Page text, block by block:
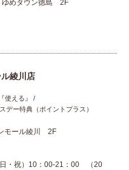
ゆめタウン徳島 2F
綾川店
使える』
デー特典（ポイントプラス）
モール綾川 2F
・祝）10：00-21：00 （20